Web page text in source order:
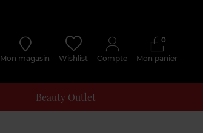
Mon magasin Wishlist Compte Mon panier
0
Beauty Outlet